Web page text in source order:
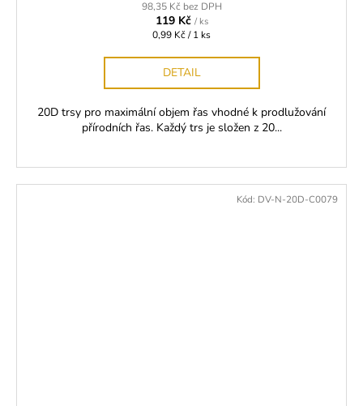
98,35 Kč bez DPH
119 Kč / ks
Měrná
0,99 Kč / 1 ks
DETAIL
20D trsy pro maximální objem řas vhodné k prodlužování
přírodních řas. Každý trs je složen z 20...
Kód: DV-N-20D-C0079